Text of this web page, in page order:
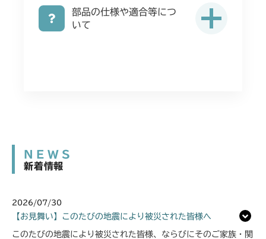
部品の仕様や適合等につ
いて
NEWS
新着情報
2026/07/30
【お見舞い】このたびの地震により被災された皆様へ
このたびの地震により被災された皆様、ならびにそのご家族・関